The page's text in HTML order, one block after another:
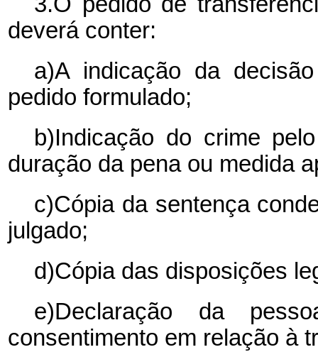
deverá conter:
a)A indicação da
pedido formulado;
b)Indicação do crime
duração da pena ou medida
c)Cópia da sentença
julgado;
d)Cópia das disposições
e)Declaração da
consentimento em relação à